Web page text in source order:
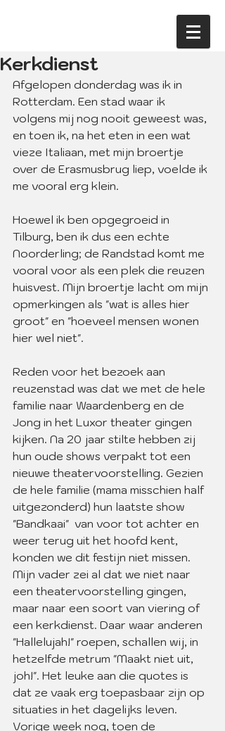
Kerkdienst
Afgelopen donderdag was ik in
Rotterdam. Een stad waar ik
volgens mij nog nooit geweest was,
en toen ik, na het eten in een wat
vieze Italiaan, met mijn broertje
over de Erasmusbrug liep, voelde ik
me vooral erg klein.
Hoewel ik ben opgegroeid in
Tilburg, ben ik dus een echte
Noorderling; de Randstad komt me
vooral voor als een plek die reuzen
huisvest. Mijn broertje lacht om mijn
opmerkingen als "wat is alles hier
groot" en "hoeveel mensen wonen
hier wel niet".
Reden voor het bezoek aan
reuzenstad was dat we met de hele
familie naar Waardenberg en de
Jong in het Luxor theater gingen
kijken. Na 20 jaar stilte hebben zij
hun oude shows verpakt tot een
nieuwe theatervoorstelling. Gezien
de hele familie (mama misschien half
uitgezonderd) hun laatste show
"Bandkaai"  van voor tot achter en
weer terug uit het hoofd kent,
konden we dit festijn niet missen.
Mijn vader zei al dat we niet naar
een theatervoorstelling gingen,
maar naar een soort van viering of
een kerkdienst. Daar waar anderen
"Hallelujah!" roepen, schallen wij, in
hetzelfde metrum "Maakt niet uit,
joh!". Het leuke aan die quotes is
dat ze vaak erg toepasbaar zijn op
situaties in het dagelijks leven.
Vorige week nog, toen de